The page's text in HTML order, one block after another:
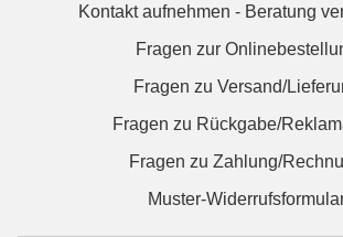
Kontakt aufnehmen - Beratung
Fragen zur
Fragen zu Versand/
Fragen zu Rückgabe/
Fragen zu Zahlung/
Muster-